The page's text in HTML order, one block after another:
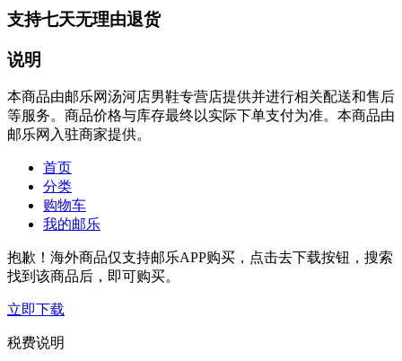
支持七天无理由退货
说明
本商品由邮乐网汤河店男鞋专营店提供并进行相关配送和售后
等服务。商品价格与库存最终以实际下单支付为准。本商品由
邮乐网入驻商家提供。
首页
分类
购物车
我的邮乐
抱歉！海外商品仅支持邮乐APP购买，点击去下载按钮，搜索
找到该商品后，即可购买。
立即下载
税费说明